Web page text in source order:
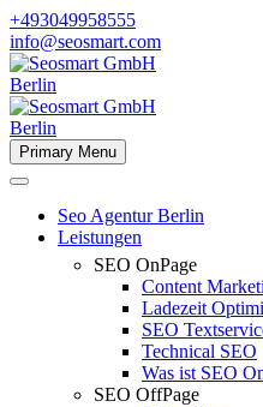
+493049958555
info@seosmart.com
Primary Menu
Seo Agentur Berlin
Leistungen
SEO OnPage
Content
Ladezeit
SEO
Technical SEO
Was ist SEO
SEO OffPage